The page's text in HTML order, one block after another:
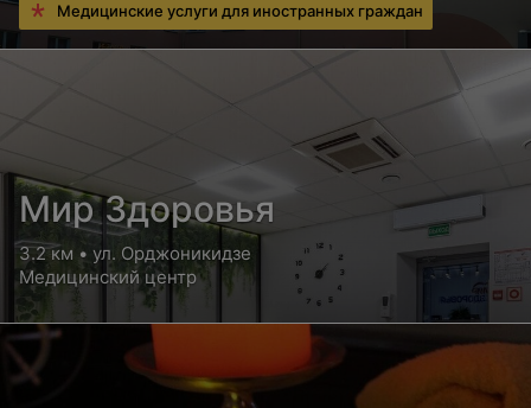
Медицинские услуги для иностранных граждан
Мир Здоровья
3.2 км • ул. Орджоникидзе
Медицинский центр